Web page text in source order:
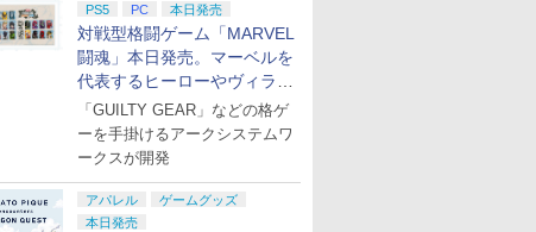
PS5 PC 本日発売
対戦型格闘ゲーム「MARVEL
闘魂」本日発売。マーベルを
代表するヒーローやヴィラン
たちが登場
「GUILTY GEAR」などの格ゲ
ーを手掛けるアークシステムワ
ークスが開発
アパレル
ゲームグッズ
本日発売